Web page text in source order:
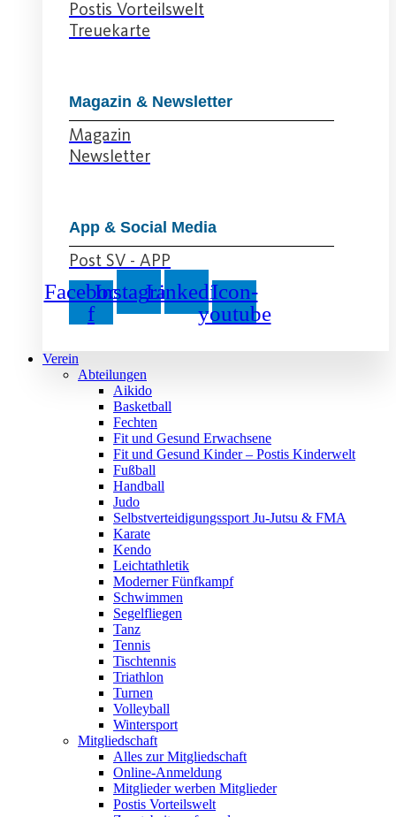
Postis Vorteilswelt
Treuekarte
Magazin & Newsletter
Magazin
Newsletter
App & Social Media
Post SV - APP
Facebook-
f
InstagramLinkedinIcon-
youtube
Verein
Abteilungen
Aikido
Basketball
Fechten
Fit und Gesund Erwachsene
Fit und Gesund Kinder – Postis Kinderwelt
Fußball
Handball
Judo
Selbstverteidigungssport Ju-Jutsu & FMA
Karate
Kendo
Leichtathletik
Moderner Fünfkampf
Schwimmen
Segelfliegen
Tanz
Tennis
Tischtennis
Triathlon
Turnen
Volleyball
Wintersport
Mitgliedschaft
Alles zur Mitgliedschaft
Online-Anmeldung
Mitglieder werben Mitglieder
Postis Vorteilswelt